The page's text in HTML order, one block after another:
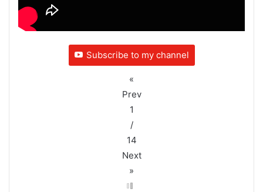
Subscribe to my channel
«
Prev
1
/
14
Next
»